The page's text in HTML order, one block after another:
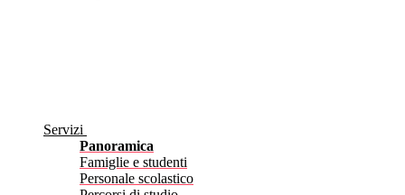
Servizi
Panoramica
Famiglie e studenti
Personale scolastico